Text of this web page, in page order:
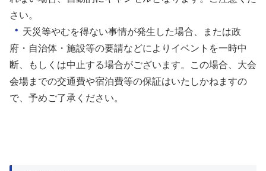
さい。
・ 天災等やむを得ない事情が発生した場合、または政
府・自治体・施設等の要請などによりイベントを一時中
断、もしくは中止する場合がございます。この場合、大会
会場までの交通費や宿泊費等の保証はいたしかねますの
で、予めご了承ください。